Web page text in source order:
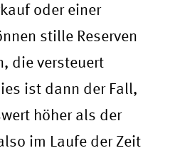
oder einer
stille Reserven
die versteuert
ist dann der Fall,
höher als der
im Laufe der Zeit